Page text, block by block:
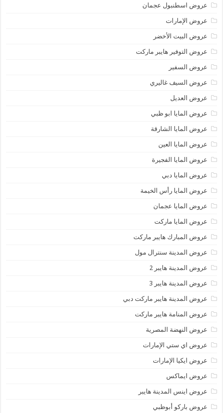
عروض اسطنبول عجمان
عروض الإمارات
عروض البيت الأخضر
عروض التوفير هايبر ماركت
عروض السفير
عروض السيف غاليري
عروض العديل
عروض المايا ابو ظبي
عروض المايا الشارقة
عروض المايا العين
عروض المايا الفجيرة
عروض المايا دبي
عروض المايا رأس الخيمة
عروض المايا عجمان
عروض المايا ماركت
عروض المبارك هايبر ماركت
عروض المدينة سنترال مول
عروض المدينة هايبر 2
عروض المدينة هايبر 3
عروض المدينة هايبر ماركت دبي
عروض المنامة هايبر ماركت
عروض النهضة المصرية
عروض اي ستي الإمارات
عروض ايكيا الإمارات
عروض ايماكس
عروض اينس المدينة هايبر
عروض باركو أبوظبي